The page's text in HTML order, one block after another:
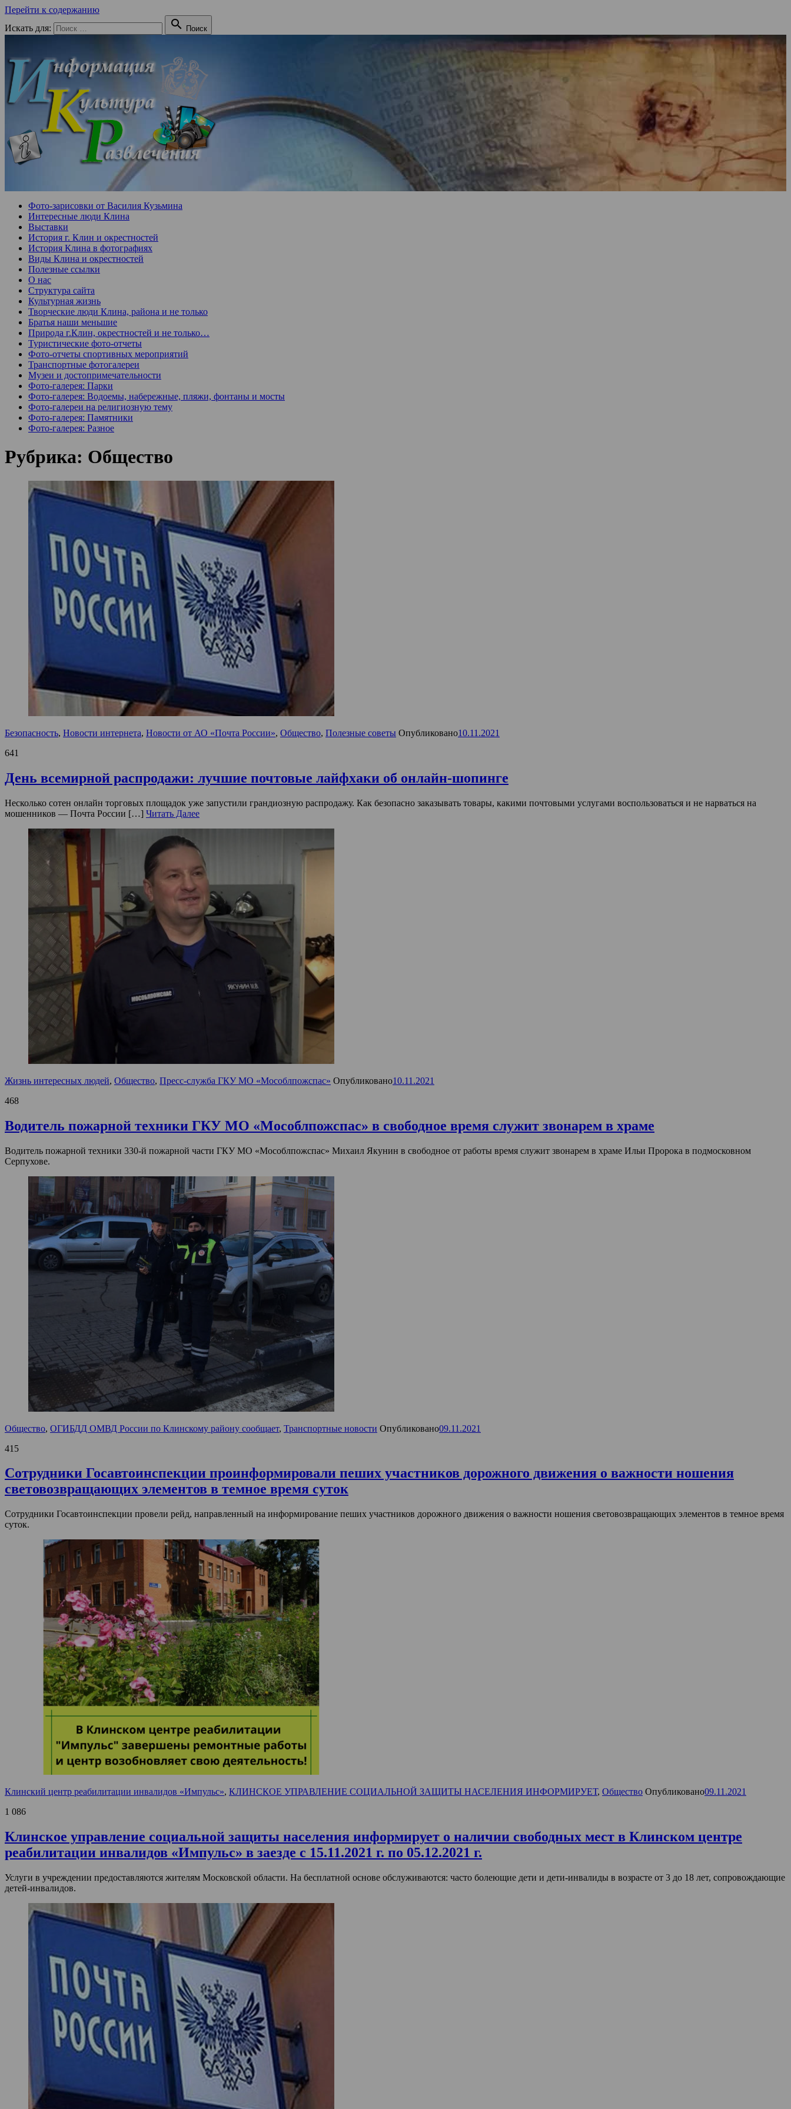
Перейти к содержанию
Искать для:
 Поиск
Фото-зарисовки от Василия Кузьмина
Интересные люди Клина
Выставки
История г. Клин и окрестностей
История Клина в фотографиях
Виды Клина и окрестностей
Полезные ссылки
О нас
Структура сайта
Культурная жизнь
Творческие люди Клина, района и не только
Братья наши меньшие
Природа г.Клин, окрестностей и не только…
Туристические фото-отчеты
Фото-отчеты спортивных мероприятий
Транспортные фотогалереи
Музеи и достопримечательности
Фото-галерея: Парки
Фото-галерея: Водоемы, набережные, пляжи, фонтаны и мосты
Фото-галереи на религиозную тему
Фото-галерея: Памятники
Фото-галерея: Разное
Рубрика: Общество
Безопасность, Новости интернета, Новости от АО «Почта России», Общество, Полезные советы Опубликовано10.11.2021
641
День всемирной распродажи: лучшие почтовые лайфхаки об онлайн-шопинге
Несколько сотен онлайн торговых площадок уже запустили грандиозную распродажу. Как безопасно заказывать товары, какими почтовыми услугами воспользоваться и не нарваться на
мошенников — Почта России […] Читать Далее
Жизнь интересных людей, Общество, Пресс-служба ГКУ МО «Мособлпожспас» Опубликовано10.11.2021
468
Водитель пожарной техники ГКУ МО «Мособлпожспас» в свободное время служит звонарем в храме
Водитель пожарной техники 330-й пожарной части ГКУ МО «Мособлпожспас» Михаил Якунин в свободное от работы время служит звонарем в храме Ильи Пророка в подмосковном
Серпухове.
Общество, ОГИБДД ОМВД России по Клинскому району сообщает, Транспортные новости Опубликовано09.11.2021
415
Сотрудники Госавтоинспекции проинформировали пеших участников дорожного движения о важности ношения
световозвращающих элементов в темное время суток
Сотрудники Госавтоинспекции провели рейд, направленный на информирование пеших участников дорожного движения о важности ношения световозвращающих элементов в темное время
суток.
Клинский центр реабилитации инвалидов «Импульс», КЛИНСКОЕ УПРАВЛЕНИЕ СОЦИАЛЬНОЙ ЗАЩИТЫ НАСЕЛЕНИЯ ИНФОРМИРУЕТ, Общество Опубликовано09.11.2021
1 086
Клинское управление социальной защиты населения информирует о наличии свободных мест в Клинском центре
реабилитации инвалидов «Импульс» в заезде с 15.11.2021 г. по 05.12.2021 г.
Услуги в учреждении предоставляются жителям Московской области. На бесплатной основе обслуживаются: часто болеющие дети и дети-инвалиды в возрасте от 3 до 18 лет, сопровождающие
детей-инвалидов.